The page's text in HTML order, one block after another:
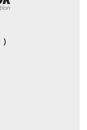
)